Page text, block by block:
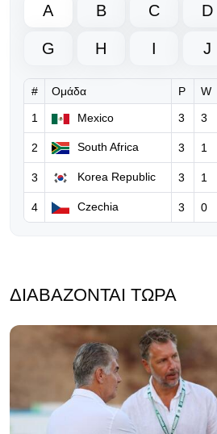
06.08.2026 | 18:50
Νέο ξεκάθαρο
προς τη FIFA
06.08.2026 | 10:36
FIFA:
Ινφαντίνο, τον
ξεκαθαρίζει…
καμία επίθεση»
06.08.2026 | 08:39
Ο Ινφαντίνο
05.08.2026 | 17:32
«Πρέπει να
σωθεί το
A B C D
G H I J
# Ομάδα P W
1 Mexico 3 3
2 South Africa 3 1
3 Korea Republic 3 1
4 Czechia 3 0
ΔΙΑΒΆΖΟΝΤΑΙ ΤΏΡΑ